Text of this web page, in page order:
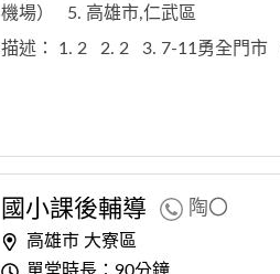
機場）
5. 高雄市,仁武區
描述： 1. 2 2. 2 3. 7-11勇全門市
國小課後輔導 陶〇
高雄市 大寮區